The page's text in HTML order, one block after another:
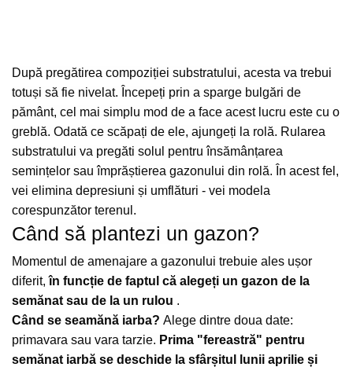
După pregătirea compoziției substratului, acesta va trebui
totuși să fie nivelat. Începeți prin a sparge bulgări de
pământ, cel mai simplu mod de a face acest lucru este cu o
greblă. Odată ce scăpați de ele, ajungeți la rolă. Rularea
substratului va pregăti solul pentru însămânțarea
semințelor sau împrăștierea gazonului din rolă. În acest fel,
vei elimina depresiuni și umflături - vei modela
corespunzător terenul.
Când să plantezi un gazon?
Momentul de amenajare a gazonului trebuie ales ușor
diferit,în funcție de faptul că alegeți un gazon de la
semănat sau de la un rulou .
Când se seamănă iarba? Alege dintre doua date:
primavara sau vara tarzie. Prima "fereastră" pentru
semănat iarbă se deschide la sfârșitul lunii aprilie și